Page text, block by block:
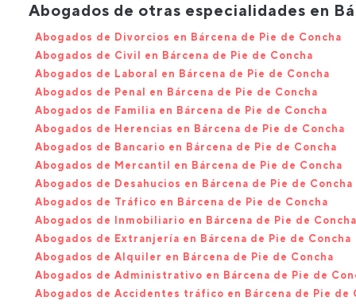
Abogados de otras especialidades en
Abogados de Divorcios en Bárcena de Pie de Concha
Abogados de Civil en Bárcena de Pie de Concha
Abogados de Laboral en Bárcena de Pie de Concha
Abogados de Penal en Bárcena de Pie de Concha
Abogados de Familia en Bárcena de Pie de Concha
Abogados de Herencias en Bárcena de Pie de Concha
Abogados de Bancario en Bárcena de Pie de Concha
Abogados de Mercantil en Bárcena de Pie de Concha
Abogados de Desahucios en Bárcena de Pie de Concha
Abogados de Tráfico en Bárcena de Pie de Concha
Abogados de Inmobiliario en Bárcena de Pie de Concha
Abogados de Extranjería en Bárcena de Pie de Concha
Abogados de Alquiler en Bárcena de Pie de Concha
Abogados de Administrativo en Bárcena de Pie de
Abogados de Accidentes tráfico en Bárcena de Pie de